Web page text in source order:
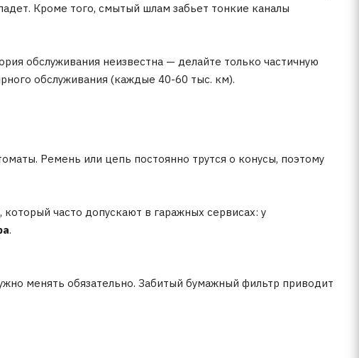
Кроме того, смытый шлам забьет тонкие каналы
обслуживания неизвестна — делайте только частичную
обслуживания (каждые 40-60 тыс. км).
Ремень или цепь постоянно трутся о конусы, поэтому
, который часто допускают в гаражных сервисах: у
.
менять обязательно. Забитый бумажный фильтр приводит